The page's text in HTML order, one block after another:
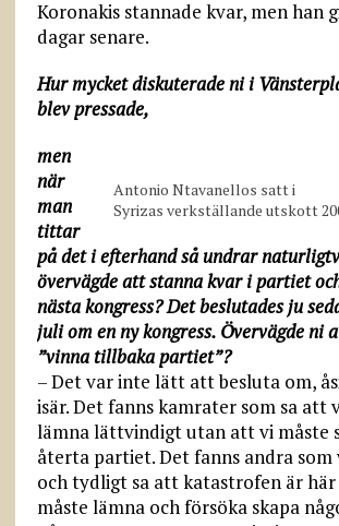
Koronakis stannade kvar, men han
dagar senare.
Hur mycket diskuterade ni i
blev pressade,
Antonio Ntavanellos satt i
Syrizas verkställande utskott
men
när
man
tittar
på det i efterhand så undrar
övervägde att stanna kvar i partiet
nästa kongress? Det beslutades ju
juli om en ny kongress. Övervägde ni
”vinna tillbaka partiet”?
– Det var inte lätt att besluta om,
isär. Det fanns kamrater som sa att
lämna lättvindigt utan att vi måste
återta partiet. Det fanns andra
och tydligt sa att katastrofen är
måste lämna och försöka skapa